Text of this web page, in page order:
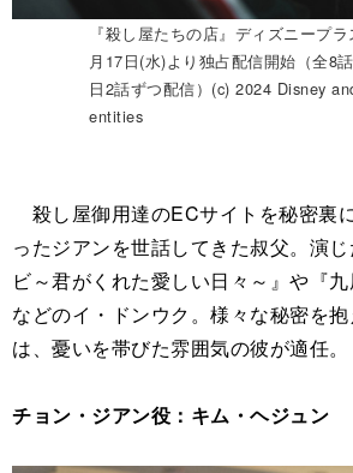
『殺し屋たちの店』ディズニープ
月17日(水)より独占配信開始（全8
日2話ずつ配信）(c) 2024 Disney
entities
殺し屋御用達のECサイトを秘密裏
ったジアンを世話してきた叔父。演
ビ～君がくれた愛しい日々～』や『
などのイ・ドンウク。様々な秘密を
は、憂いを帯びた雰囲気の彼が適任。
チョン・ジアン役：キム・ヘジュン